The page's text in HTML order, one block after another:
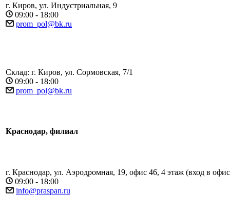
г. Киров, ул. Индустриальная, 9
09:00 - 18:00
prom_pol@bk.ru
Склад: г. Киров, ул. Сормовская, 7/1
09:00 - 18:00
prom_pol@bk.ru
Краснодар, филиал
г. Краснодар, ул. Аэродромная, 19, офис 46, 4 этаж (вход в
09:00 - 18:00
info@praspan.ru